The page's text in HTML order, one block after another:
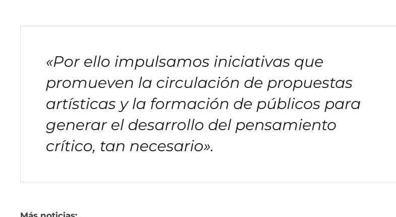
«Por ello impulsamos iniciativas que
promueven la circulación de propuestas
artísticas y la formación de públicos para
generar el desarrollo del pensamiento
crítico, tan necesario».